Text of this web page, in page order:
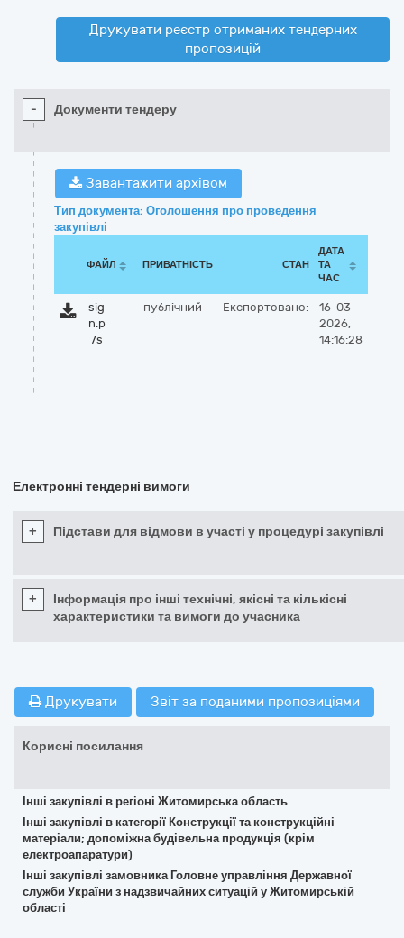
Друкувати реєстр отриманих тендерних
пропозицій
- Документи тендеру
Завантажити архівом
Тип документа: Оголошення про проведення
закупівлі
ФАЙЛ ПРИВАТНІСТЬ СТАН
ДАТА
ТА
ЧАС
sig
n.p
7s
публічний Експортовано:
16-03-
2026,
14:16:28
Електронні тендерні вимоги
+ Підстави для відмови в участі у процедурі закупівлі
+
Інформація про інші технічні, якісні та кількісні
характеристики та вимоги до учасника
Друкувати Звіт за поданими пропозиціями
Корисні посилання
Інші закупівлі в регіоні Житомирська область
Інші закупівлі в категорії Конструкції та конструкційні
матеріали; допоміжна будівельна продукція (крім
електроапаратури)
Інші закупівлі замовника Головне управління Державної
служби України з надзвичайних ситуацій у Житомирській
області